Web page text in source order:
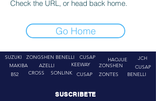
Check the URL, or head back home.
Go Home
SUZUKI
ZONGSHEN
MAKIBA
AZELLI
BENELLI
CUSAP
KEEWAY
B52
CROSS SONLINK CUSAP
HAOJUE
JCH
ZONSHEN
ZONTES
CUSAP
BENELLI
SUSCRIBETE